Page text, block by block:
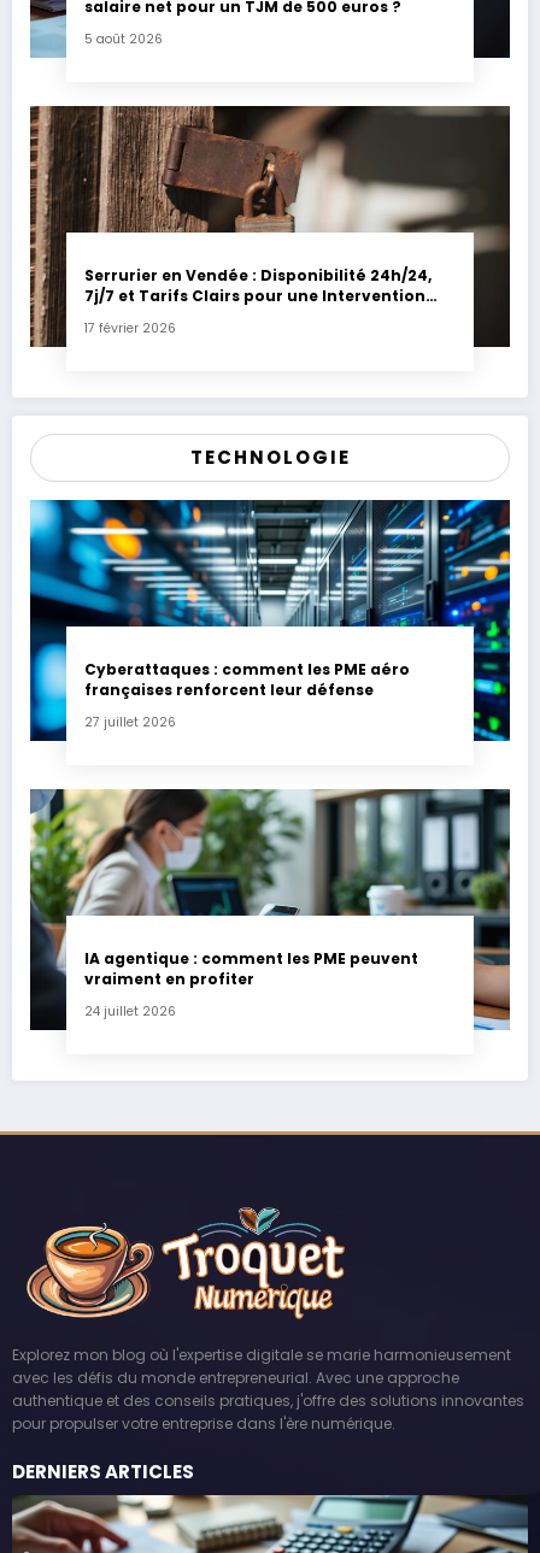
salaire net pour un TJM de 500 euros ?
5 août 2026
Serrurier en Vendée : Disponibilité 24h/24,
7j/7 et Tarifs Clairs pour une Intervention
Express
17 février 2026
TECHNOLOGIE
Cyberattaques : comment les PME aéro
françaises renforcent leur défense
27 juillet 2026
IA agentique : comment les PME peuvent
vraiment en profiter
24 juillet 2026
Explorez mon blog où l'expertise digitale se marie harmonieusement
avec les défis du monde entrepreneurial. Avec une approche
authentique et des conseils pratiques, j'offre des solutions innovantes
pour propulser votre entreprise dans l'ère numérique.
DERNIERS ARTICLES